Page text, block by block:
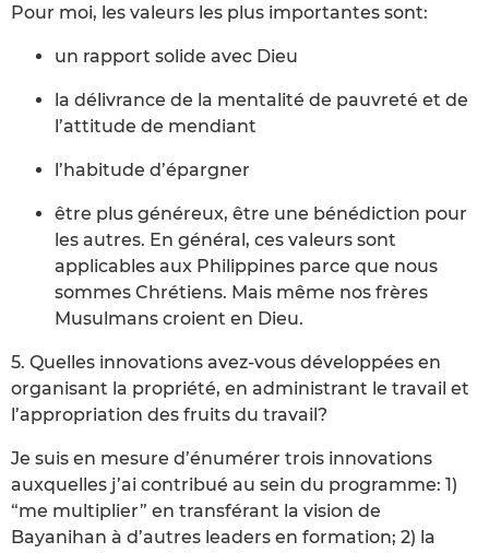
Pour moi, les valeurs les plus importantes sont:
un rapport solide avec Dieu
la délivrance de la mentalité de pauvreté et de
l’attitude de mendiant
l’habitude d’épargner
être plus généreux, être une bénédiction pour
les autres. En général, ces valeurs sont
applicables aux Philippines parce que nous
sommes Chrétiens. Mais même nos frères
Musulmans croient en Dieu.
5. Quelles innovations avez-vous développées en
organisant la propriété, en administrant le travail et
l’appropriation des fruits du travail?
Je suis en mesure d’énumérer trois innovations
auxquelles j’ai contribué au sein du programme: 1)
“me multiplier” en transférant la vision de
Bayanihan à d’autres leaders en formation; 2) la